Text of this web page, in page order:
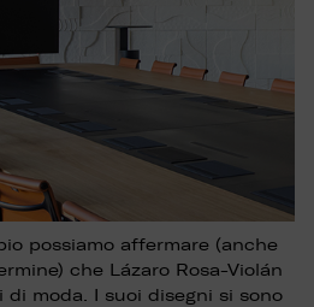
possiamo affermare (anche
che Lázaro Rosa-Violán
moda. I suoi disegni si sono